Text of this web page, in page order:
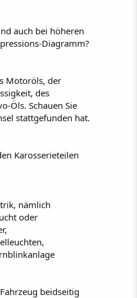
auch bei höheren
Diagramm?
Motoröls, der
des
Öls. Schauen Sie
stattgefunden hat.
Karosserieteilen
nämlich
oder
beidseitig